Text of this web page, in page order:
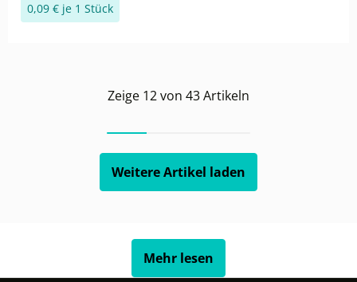
0,09 € je 1 Stück
Zeige 12von 43Artikeln
Weitere Artikel laden
Mehr lesen